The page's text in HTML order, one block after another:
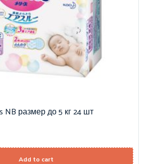
NB размер до 5 кг 24 шт
Add to cart